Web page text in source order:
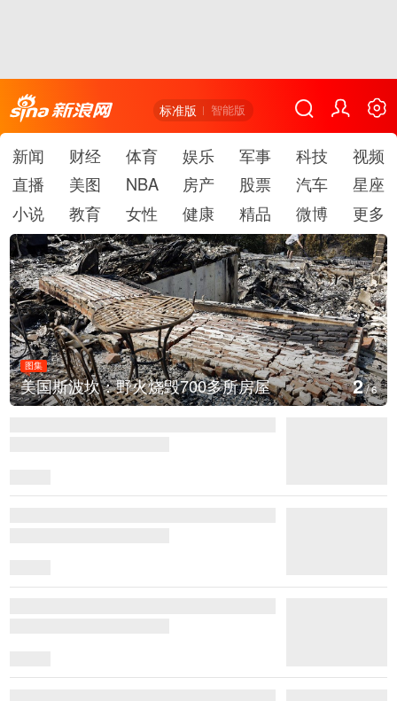
标准版 智能版
新闻 财经 体育 娱乐 军事 科技
视频
直播
美图 NBA 房产 股票 汽车
星座
小说
教育 女性 健康 精品 微博 更多
图集
美国斯波坎：野火烧毁700多所房屋 2/6